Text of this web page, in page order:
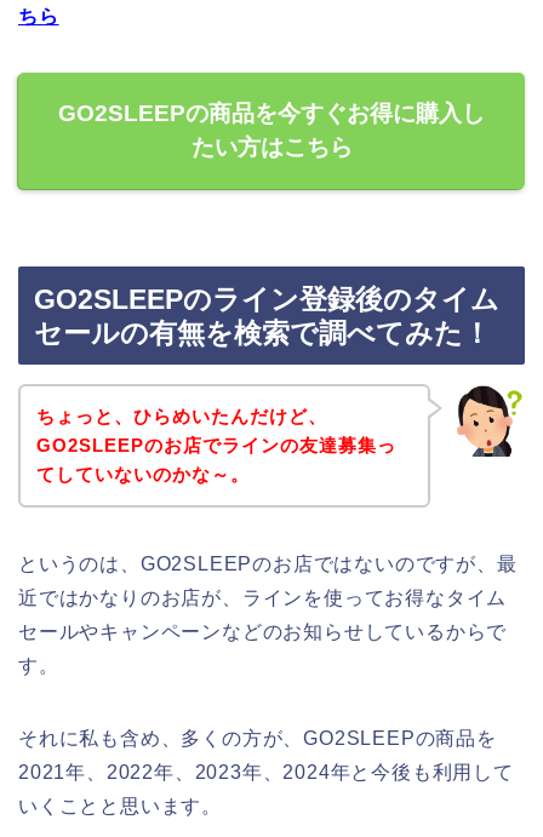
ちら
GO2SLEEPの商品を今すぐお得に購入し
たい方はこちら
GO2SLEEPのライン登録後のタイム
セールの有無を検索で調べてみた！
ちょっと、ひらめいたんだけど、
GO2SLEEPのお店でラインの友達募集っ
てしていないのかな～。
というのは、GO2SLEEPのお店ではないのですが、最
近ではかなりのお店が、ラインを使ってお得なタイム
セールやキャンペーンなどのお知らせしているからで
す。
それに私も含め、多くの方が、GO2SLEEPの商品を
2021年、2022年、2023年、2024年と今後も利用して
いくことと思います。